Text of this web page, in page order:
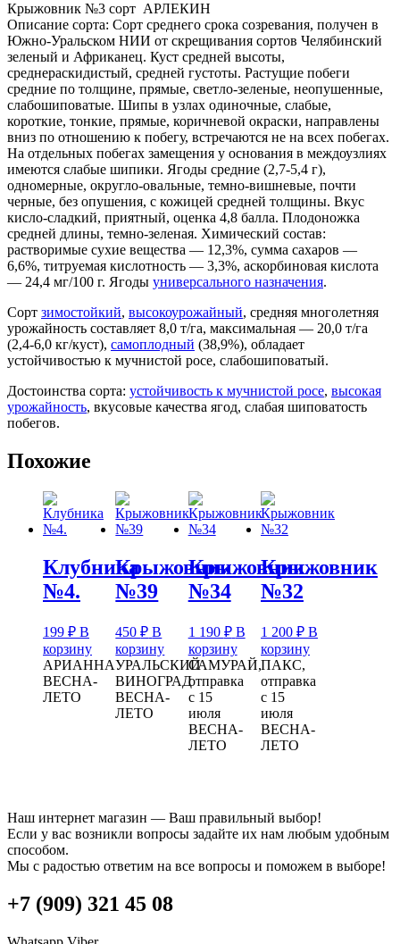
Крыжовник №3 сорт АРЛЕКИН
Описание сорта: Сорт среднего срока созревания, получен в
Южно-Уральском НИИ от скрещивания сортов Челябинский
зеленый и Африканец. Куст средней высоты,
среднераскидистый, средней густоты. Растущие побеги
средние по толщине, прямые, светло-зеленые, неопушенные,
слабошиповатые. Шипы в узлах одиночные, слабые,
короткие, тонкие, прямые, коричневой окраски, направлены
вниз по отношению к побегу, встречаются не на всех побегах.
На отдельных побегах замещения у основания в междоузлиях
имеются слабые шипики. Ягоды средние (2,7-5,4 г),
одномерные, округло-овальные, темно-вишневые, почти
черные, без опушения, с кожицей средней толщины. Вкус
кисло-сладкий, приятный, оценка 4,8 балла. Плодоножка
средней длины, темно-зеленая. Химический состав:
растворимые сухие вещества — 12,3%, сумма сахаров —
6,6%, титруемая кислотность — 3,3%, аскорбиновая кислота
— 24,4 мг/100 г. Ягоды универсального назначения.
Сорт зимостойкий, высокоурожайный, средняя многолетняя
урожайность составляет 8,0 т/га, максимальная — 20,0 т/га
(2,4-6,0 кг/куст), самоплодный (38,9%), обладает
устойчивостью к мучнистой росе, слабошиповатый.
Достоинства сорта: устойчивость к мучнистой росе, высокая
урожайность, вкусовые качества ягод, слабая шиповатость
побегов.
Похожие
Клубника
№4.
199 ₽ В
корзину
АРИАННА
ВЕСНА-
ЛЕТО
Крыжовник
№39
450₽ В
корзину
УРАЛЬСКИЙ
ВИНОГРАД
ВЕСНА-
ЛЕТО
Крыжовник
№34
1 190 ₽ В
корзину
САМУРАЙ,
отправка
с 15
июля
ВЕСНА-
ЛЕТО
Крыжовник
№32
1 200 ₽ В
корзину
ПАКС,
отправка
с 15
июля
ВЕСНА-
ЛЕТО
Наш интернет магазин — Ваш правильный выбор!
Если у вас возникли вопросы задайте их нам любым удобным
способом.
Мы с радостью ответим на все вопросы и поможем в выборе!
+7 (909) 321 45 08